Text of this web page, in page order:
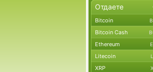
Bitcoin
Bitcoin Cash
Ethereum
Litecoin
XRP